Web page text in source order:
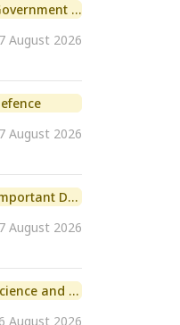
Government Scheme
August 2026
August 2026
Important Day
August 2026
Science and Technology
August 2026